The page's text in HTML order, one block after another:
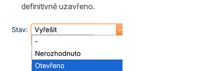
definitivně uzavřeno.